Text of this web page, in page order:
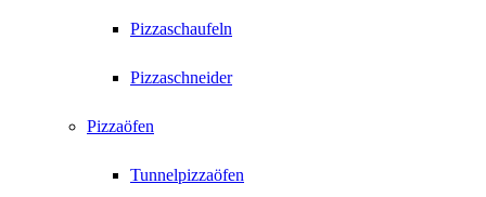
Pizzaschaufeln
Pizzaschneider
Pizzaöfen
Tunnelpizzaöfen